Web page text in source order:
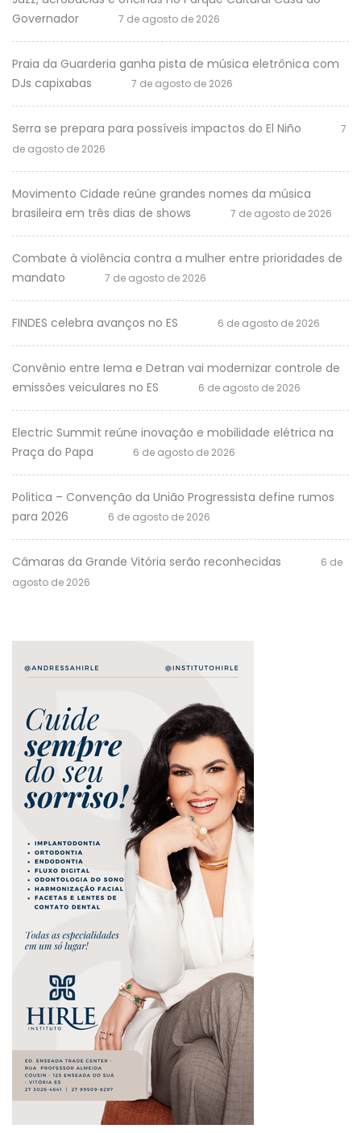
Governador
7 de agosto de 2026
Praia da Guarderia ganha pista de música eletrônica com
DJs capixabas
7 de agosto de 2026
Serra se prepara para possíveis impactos do El Niño
7
de agosto de 2026
Movimento Cidade reúne grandes nomes da música
brasileira em três dias de shows
7 de agosto de 2026
Combate à violência contra a mulher entre prioridades de
mandato
7 de agosto de 2026
FINDES celebra avanços no ES 6 de agosto de 2026
Convênio entre Iema e Detran vai modernizar controle de
emissões veiculares no ES
6 de agosto de 2026
Electric Summit reúne inovação e mobilidade elétrica na
Praça do Papa
6 de agosto de 2026
Politica – Convenção da União Progressista define rumos
para 2026
6 de agosto de 2026
Câmaras da Grande Vitória serão reconhecidas
6 de
agosto de 2026